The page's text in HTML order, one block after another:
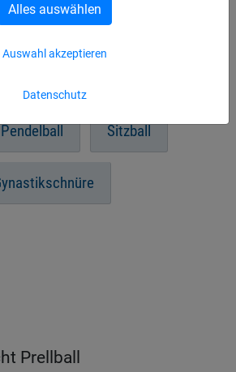
Datenschutz
Auswahl akzeptieren
Alles auswählen
Pendelball Sitzball
Prellball